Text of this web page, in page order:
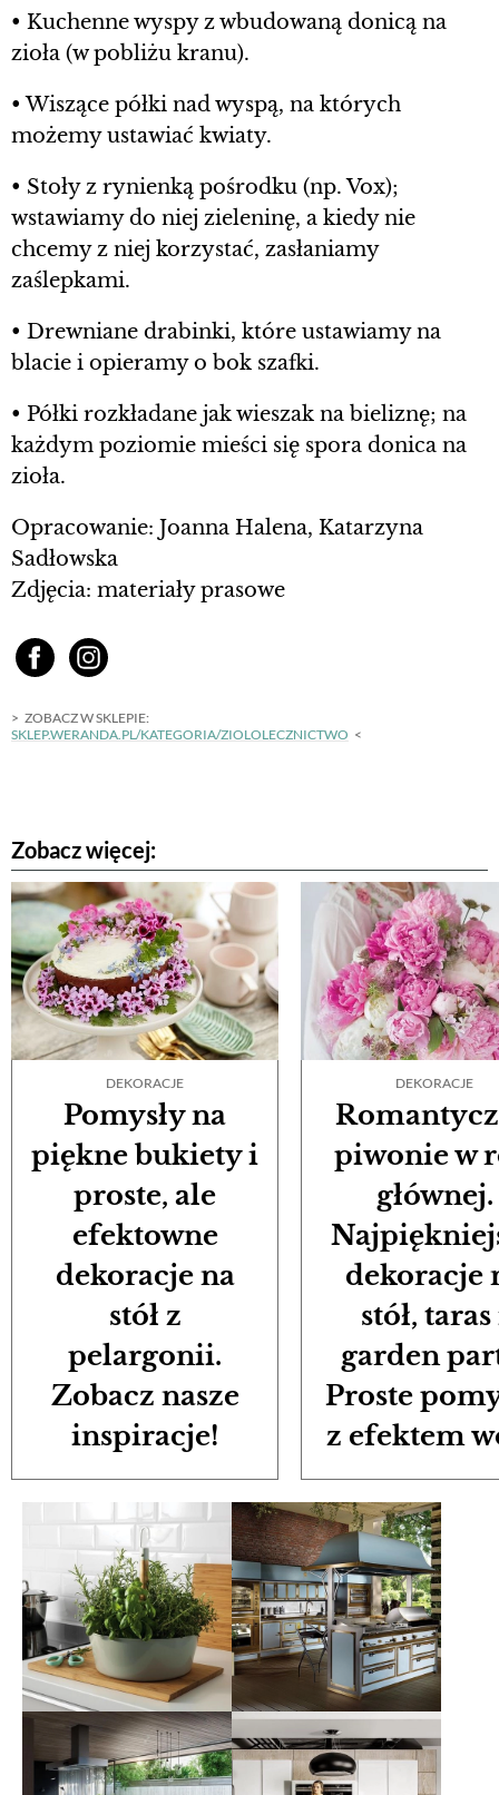
• Kuchenne wyspy z wbudowaną donicą na
zioła (w pobliżu kranu).
• Wiszące półki nad wyspą, na których
możemy ustawiać kwiaty.
• Stoły z rynienką pośrodku (np. Vox);
wstawiamy do niej zieleninę, a kiedy nie
chcemy z niej korzystać, zasłaniamy
zaślepkami.
• Drewniane drabinki, które ustawiamy na
blacie i opieramy o bok szafki.
• Półki rozkładane jak wieszak na bieliznę; na
każdym poziomie mieści się spora donica na
zioła.
Opracowanie: Joanna Halena, Katarzyna
Sadłowska
Zdjęcia: materiały prasowe
ZOBACZ W SKLEPIE:
SKLEP.WERANDA.PL/KATEGORIA/ZIOLOLECZNICTWO
Zobacz więcej:
DEKORACJE
Pomysły na
piękne bukiety i
proste, ale
efektowne
dekoracje na
stół z
pelargonii.
Zobacz nasze
inspiracje!
DEKORACJE
piwonie w
głównej.
dekoracje
stół,
garden
Proste
z efektem